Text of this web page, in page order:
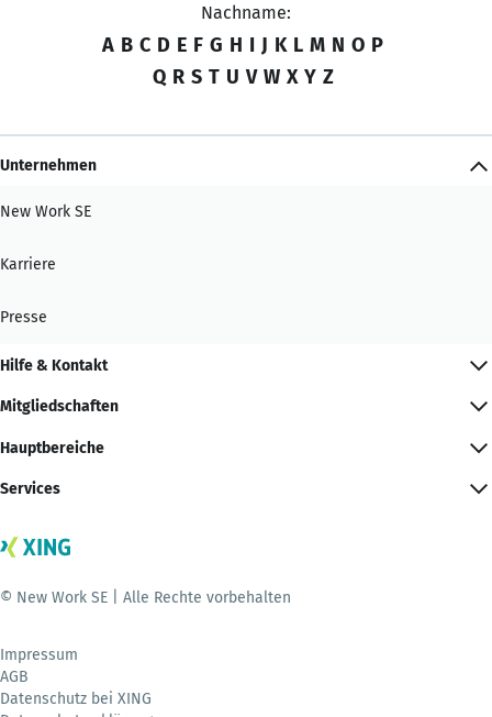
Nachname:
A B C D E F G H I J K L M N O P
Q R S T U V W X Y Z
Unternehmen
New Work SE
Karriere
Presse
Hilfe & Kontakt
Mitgliedschaften
Hauptbereiche
Services
© New Work SE | Alle Rechte vorbehalten
Impressum
AGB
Datenschutz bei XING